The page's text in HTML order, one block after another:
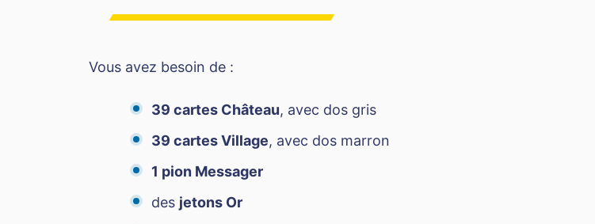
Vous avez besoin de :
39 cartes Château, avec dos gris
39 cartes Village, avec dos marron
1 pion Messager
des jetons Or